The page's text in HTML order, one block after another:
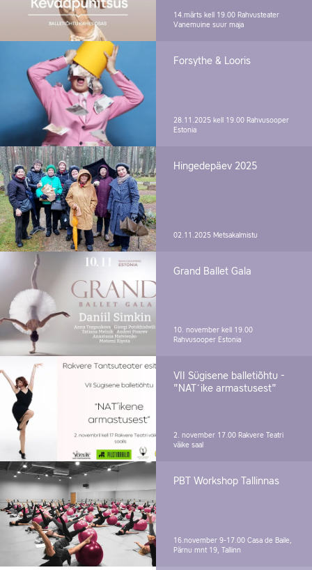
14.märts kell 19.00 Rahvusteater
Vanemuine suur maja
Forsythe & Looris
28.11.2025 kell 19.00 Rahvusooper
Estonia
Hingedepäev 2025
02.11.2025 Metsakalmistu
Grand Ballet Gala
10. november kell 19.00
Rahvusooper Estonia
VII Sügisene balletiõhtu -
"NAT´ike armastusest"
2. november 17.00 Rakvere Teatri
väike saal
PBT Workshop Tallinnas
16.november 9-17.00 Casa de Baile,
Pärnu mnt 19, Tallinn